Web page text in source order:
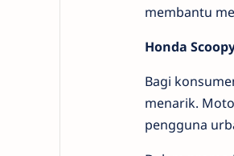
membantu
Honda
Bagi
menarik.
pengguna